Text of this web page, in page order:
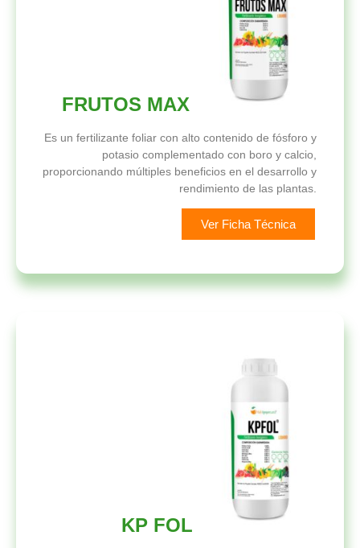
FRUTOS MAX
Es un fertilizante foliar con alto contenido de fósforo y
potasio complementado con boro y calcio,
proporcionando múltiples beneficios en el desarrollo y
rendimiento de las plantas.
Ver Ficha Técnica
KP FOL